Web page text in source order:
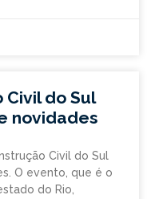
Civil do Sul
novidades
Civil do Sul
O evento, que é o
do Rio,